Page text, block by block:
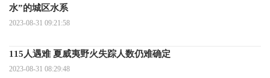
水”的城区水系
2023-08-31 09:21:58
115人遇难 夏威夷野火失踪人数仍难确定
2023-08-31 08:29:48